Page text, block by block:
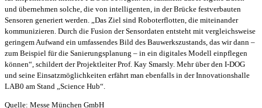
und übernehmen solche, die von intelligenten, in der Brücke festverbauten
Sensoren generiert werden. „Das Ziel sind Roboterflotten, die miteinander
kommunizieren. Durch die Fusion der Sensordaten entsteht mit vergleichsweise
geringem Aufwand ein umfassendes Bild des Bauwerkszustands, das wir dann –
zum Beispiel für die Sanierungsplanung – in ein digitales Modell einpflegen
können“, schildert der Projektleiter Prof. Kay Smarsly. Mehr über den I-DOG
und seine Einsatzmöglichkeiten erfährt man ebenfalls in der Innovationshalle
LAB0 am Stand „Science Hub“.
Quelle: Messe München GmbH